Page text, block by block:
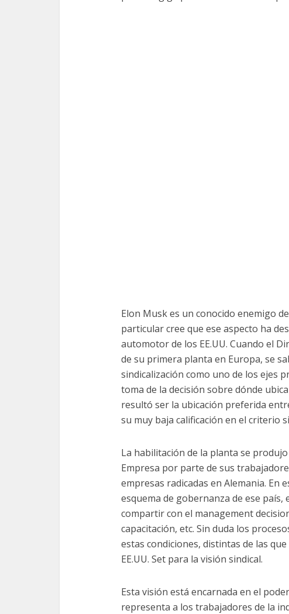
Elon Musk es un conocido enemigo
particular cree que ese aspecto ha
automotor de los EE.UU. Cuando el
de su primera planta en Europa, se
sindicalización como uno de los ejes
toma de la decisión sobre dónde
resultó ser la ubicación preferida
su muy baja calificación en el criterio
La habilitación de la planta se
Empresa por parte de sus
empresas radicadas en Alemania. En
esquema de gobernanza de ese
compartir con el management
capacitación, etc. Sin duda los
estas condiciones, distintas de las
EE.UU. Set para la visión sindical.
Esta visión está encarnada en el
representa a los trabajadores de la